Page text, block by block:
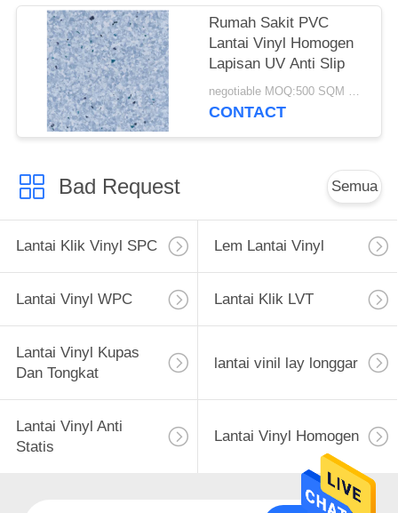
Rumah Sakit PVC
Lantai Vinyl Homogen
Lapisan UV Anti Slip
negotiable MOQ:500 SQM PER WARNA
CONTACT
Bad Request Semua
Lantai Klik Vinyl SPC Lem Lantai Vinyl
Lantai Vinyl WPC Lantai Klik LVT
Lantai Vinyl Kupas
Dan Tongkat
lantai vinil lay longgar
Lantai Vinyl Anti
Statis
Lantai Vinyl Homogen